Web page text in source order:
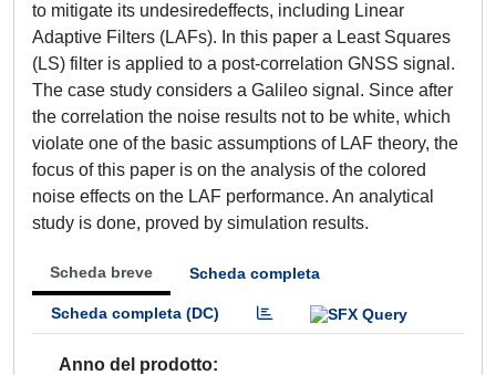
to mitigate its undesiredeffects, including Linear
Adaptive Filters (LAFs). In this paper a Least Squares
(LS) filter is applied to a post-correlation GNSS signal.
The case study considers a Galileo signal. Since after
the correlation the noise results not to be white, which
violate one of the basic assumptions of LAF theory, the
focus of this paper is on the analysis of the colored
noise effects on the LAF performance. An analytical
study is done, proved by simulation results.
Scheda breve Scheda completa
Scheda completa (DC)
Anno del prodotto